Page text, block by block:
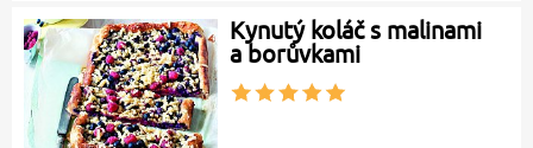
Kynutý koláč s malinami
a borůvkami